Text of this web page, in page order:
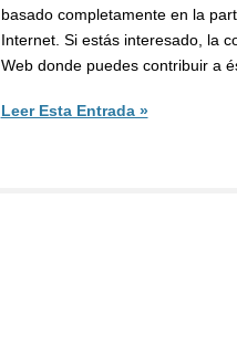
basado completamente en la
Internet. Si estás interesado, la
Web donde puedes contribuir a
Leer Esta Entrada »